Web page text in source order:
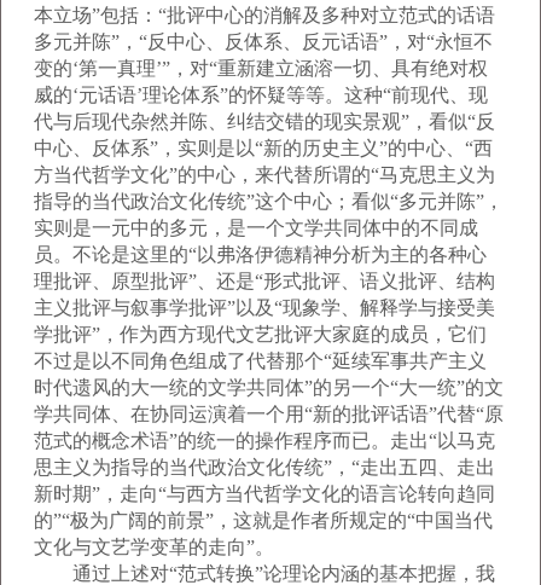
本立场”包括：“批评中心的消解及多种对立范式的话语
多元并陈”，“反中心、反体系、反元话语”，对“永恒不
变的‘第一真理’”，对“重新建立涵溶一切、具有绝对权
威的‘元话语’理论体系”的怀疑等等。这种“前现代、现
代与后现代杂然并陈、纠结交错的现实景观”，看似“反
中心、反体系”，实则是以“新的历史主义”的中心、“西
方当代哲学文化”的中心，来代替所谓的“马克思主义为
指导的当代政治文化传统”这个中心；看似“多元并陈”，
实则是一元中的多元，是一个文学共同体中的不同成
员。不论是这里的“以弗洛伊德精神分析为主的各种心
理批评、原型批评”、还是“形式批评、语义批评、结构
主义批评与叙事学批评”以及“现象学、解释学与接受美
学批评”，作为西方现代文艺批评大家庭的成员，它们
不过是以不同角色组成了代替那个“延续军事共产主义
时代遗风的大一统的文学共同体”的另一个“大一统”的文
学共同体、在协同运演着一个用“新的批评话语”代替“原
范式的概念术语”的统一的操作程序而已。走出“以马克
思主义为指导的当代政治文化传统”，“走出五四、走出
新时期”，走向“与西方当代哲学文化的语言论转向趋同
的”“极为广阔的前景”，这就是作者所规定的“中国当代
文化与文艺学变革的走向”。
通过上述对“范式转换”论理论内涵的基本把握，我